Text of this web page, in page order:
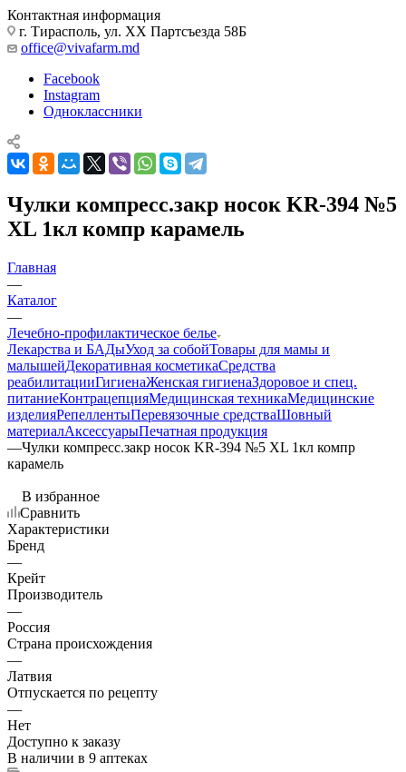
Контактная информация
г. Тирасполь, ул. ХХ Партсъезда 58Б
office@vivafarm.md
Facebook
Instagram
Одноклассники
Чулки компресс.закр носок KR-394 №5
XL 1кл компр карамель
Главная
—
Каталог
—
Лечебно-профилактическое белье
Лекарства и БАДыУход за собойТовары для мамы и
малышейДекоративная косметикаСредства
реабилитацииГигиенаЖенская гигиенаЗдоровое и спец.
питаниеКонтрацепцияМедицинская техникаМедицинские
изделияРепеллентыПеревязочные средстваШовный
материалАксессуарыПечатная продукция
—Чулки компресс.закр носок KR-394 №5 XL 1кл компр
карамель
В избранное
Сравнить
Характеристики
Бренд
—
Крейт
Производитель
—
Россия
Страна происхождения
—
Латвия
Отпускается по рецепту
—
Нет
Доступно к заказу
В наличии в 9 аптеках